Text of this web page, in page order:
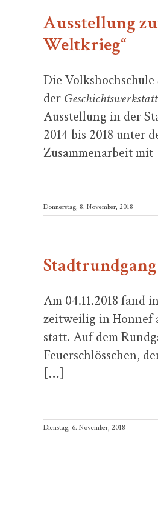
Ausstellung
Weltkrieg“
Die
der
Ausstellung in der
2014 bis 2018 unter
Zusammenarbeit
Donnerstag, 8. November, 2018
Am 04.11.2018 fand
zeitweilig in Honnef
statt. Auf dem
Feuerschlösschen,
[…]
Dienstag, 6. November, 2018